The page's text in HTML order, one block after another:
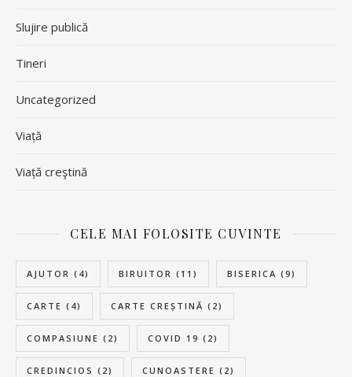
Slujire publică
Tineri
Uncategorized
Viață
Viață creştină
CELE MAI FOLOSITE CUVINTE
AJUTOR (4) BIRUITOR (11) BISERICA (9)
CARTE (4) CARTE CREȘTINĂ (2)
COMPASIUNE (2) COVID 19 (2)
CREDINCIOS (2) CUNOASTERE (2)